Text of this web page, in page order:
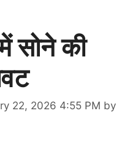
सोने की
22, 2026 4:55 PM by